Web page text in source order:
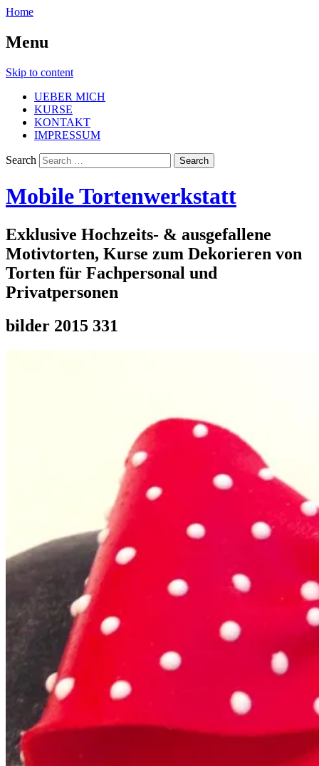
Home
Menu
Skip to content
UEBER MICH
KURSE
KONTAKT
IMPRESSUM
Search
Mobile Tortenwerkstatt
Exklusive Hochzeits- & ausgefallene
Motivtorten, Kurse zum Dekorieren von
Torten für Fachpersonal und
Privatpersonen
bilder 2015 331